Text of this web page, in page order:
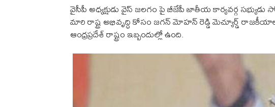
వైసీపీ అధ్యక్షుడు వైస్ జలగం పై బీజేపీ జాతీయ కార్యవర్గ
మారి రాష్ట్ర అభివృద్ధి కోసం జగన్ మోహన్ రెడ్డి మెచ్యూర్డ్
ఆంధ్రప్రదేశ్ రాష్ట్రం ఇబ్బందుల్లో ఉంది.